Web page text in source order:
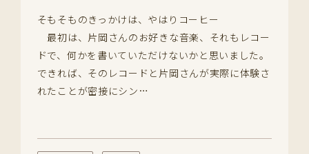
そもそものきっかけは、やはりコーヒー
最初は、片岡さんのお好きな音楽、それもレコー
ドで、何かを書いていただけないかと思いました。
できれば、そのレコードと片岡さんが実際に体験さ
れたことが密接にシン…